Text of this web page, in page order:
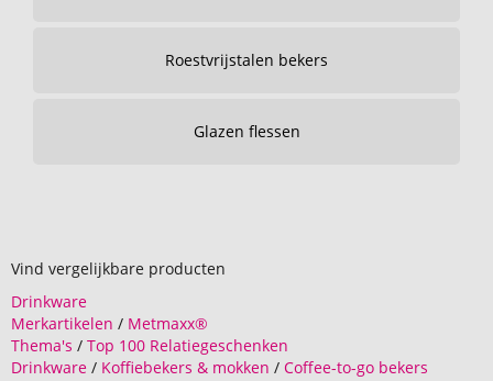
Roestvrijstalen bekers
Glazen flessen
Vind vergelijkbare producten
Drinkware
Merkartikelen / Metmaxx®
Thema's / Top 100 Relatiegeschenken
Drinkware / Koffiebekers & mokken / Coffee-to-go bekers